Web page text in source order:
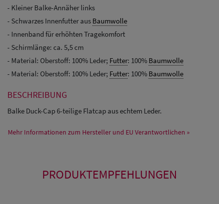
- Kleiner Balke-Annäher links
- Schwarzes Innenfutter aus Baumwolle
- Innenband für erhöhten Tragekomfort
- Schirmlänge: ca. 5,5 cm
- Material: Oberstoff: 100% Leder; Futter: 100% Baumwolle
- Material: Oberstoff: 100% Leder; Futter: 100% Baumwolle
BESCHREIBUNG
Balke Duck-Cap 6-teilige Flatcap aus echtem Leder.
Mehr Informationen zum Hersteller und EU Verantwortlichen »
PRODUKTEMPFEHLUNGEN